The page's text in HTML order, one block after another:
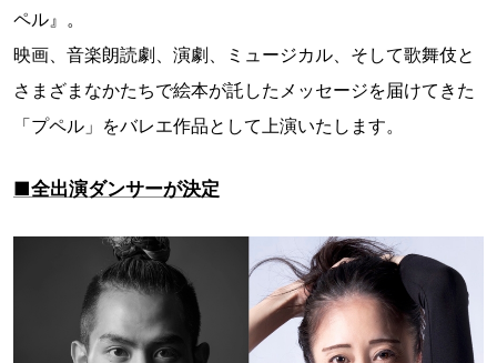
ペル』。
映画、音楽朗読劇、演劇、ミュージカル、そして歌舞伎と
さまざまなかたちで絵本が託したメッセージを届けてきた
「プペル」をバレエ作品として上演いたします。
■全出演ダンサーが決定